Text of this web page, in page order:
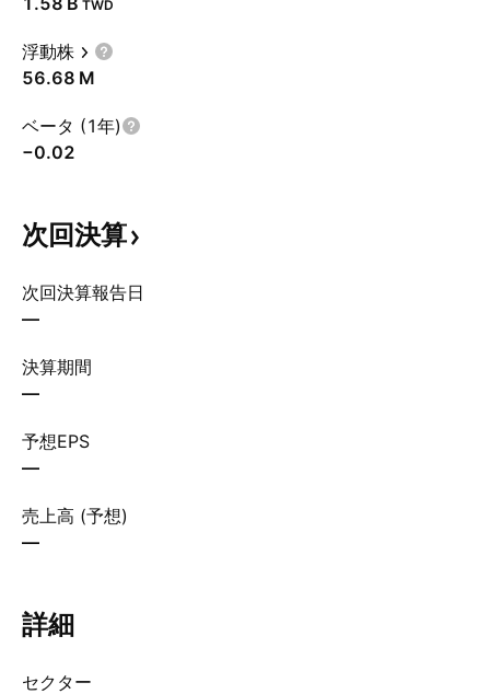
TWD
浮動株
‪56.68 M‬
ベータ (1年)
−0.02
次回決算
次回決算報告日
—
決算期間
—
予想EPS
—
売上高 (予想)
—
詳細
セクター